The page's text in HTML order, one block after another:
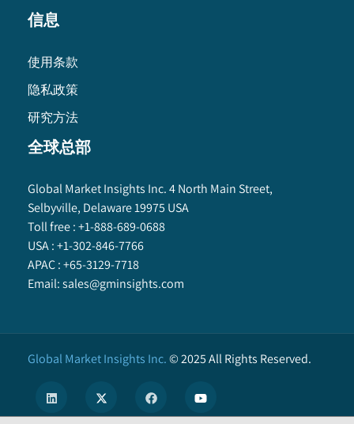
信息
使用条款
隐私政策
研究方法
全球总部
Global Market Insights Inc. 4 North Main Street,
Selbyville, Delaware 19975 USA
Toll free :+1-888-689-0688
USA :+1-302-846-7766
APAC :+65-3129-7718
Email:sales@gminsights.com
Global Market Insights Inc.©2025All Rights Reserved.